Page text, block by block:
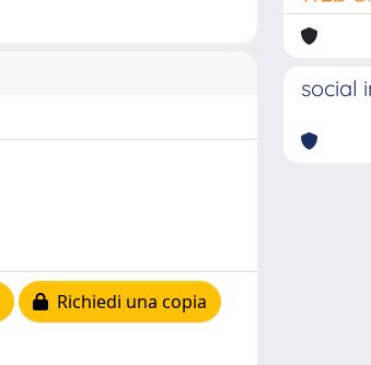
Richiedi una copia
social